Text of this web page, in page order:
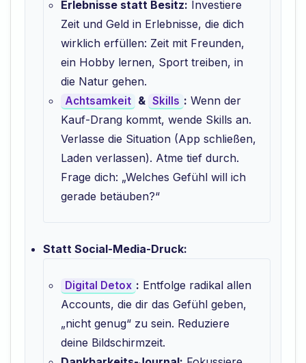
Erlebnisse statt Besitz: Investiere
Zeit und Geld in Erlebnisse, die dich
wirklich erfüllen: Zeit mit Freunden,
ein Hobby lernen, Sport treiben, in
die Natur gehen.
Achtsamkeit & Skills : Wenn der
Kauf-Drang kommt, wende Skills an.
Verlasse die Situation (App schließen,
Laden verlassen). Atme tief durch.
Frage dich: „Welches Gefühl will ich
gerade betäuben?“
Statt Social-Media-Druck:
Digital Detox : Entfolge radikal allen
Accounts, die dir das Gefühl geben,
„nicht genug“ zu sein. Reduziere
deine Bildschirmzeit.